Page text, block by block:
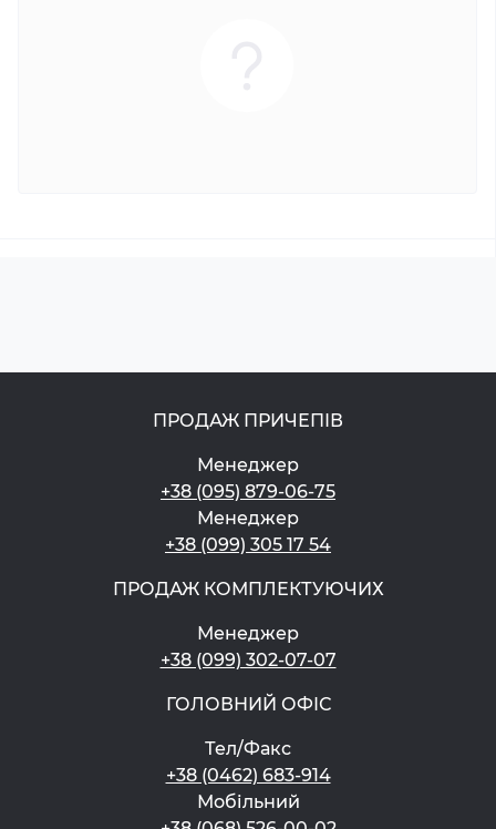
ПРОДАЖ ПРИЧЕПІВ
Менеджер
+38 (095) 879-06-75
Менеджер
+38 (099) 305 17 54
ПРОДАЖ КОМПЛЕКТУЮЧИХ
Менеджер
+38 (099) 302-07-07
ГОЛОВНИЙ ОФІС
Тел/Факс
+38 (0462) 683-914
Мобільний